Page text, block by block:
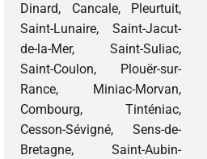
Dinard, Cancale, Pleurtuit,
Saint-Lunaire, Saint-Jacut-
de-la-Mer, Saint-Suliac,
Saint-Coulon, Plouër-sur-
Rance, Miniac-Morvan,
Combourg, Tinténiac,
Cesson-Sévigné, Sens-de-
Bretagne, Saint-Aubin-